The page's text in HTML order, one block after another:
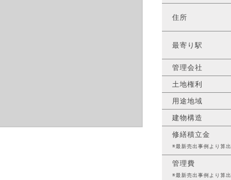
住所
最寄り駅
管理会社
土地権利
用途地域
建物構造
修繕積立金
※最新売出事例より算出
管理費
※最新売出事例より算出